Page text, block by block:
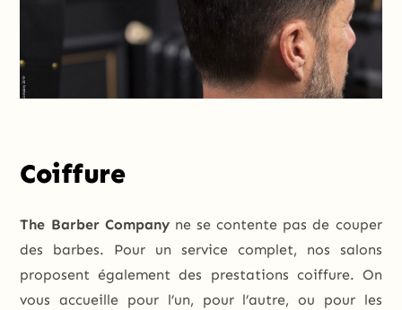
Coiffure
The Barber Companyne se contente pas de couper
des barbes. Pour un service complet, nos salons
proposent également des prestations coiffure. On
vous accueille pour l’un, pour l’autre, ou pour les